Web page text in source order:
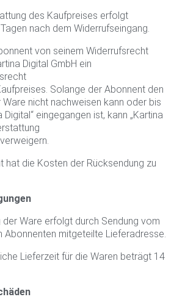
des Kaufpreises erfolgt
nach dem Widerrufseingang.
von seinem Widerrufsrecht
Digital GmbH ein
Solange der Abonnent den
Ware nicht nachweisen kann oder bis
Digital“ eingegangen ist, kann „Kartina
hat die Kosten der Rücksendung zu
der Ware erfolgt durch Sendung vom
Abonnenten mitgeteilte Lieferadresse.
Lieferzeit für die Waren beträgt 14